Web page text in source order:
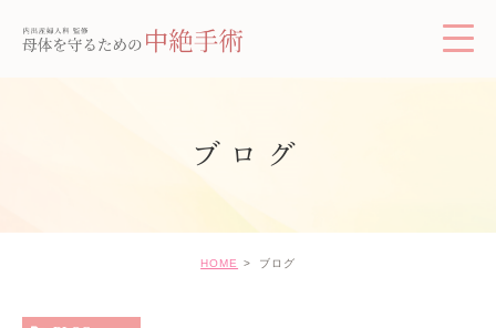
ブログ
HOME ブログ